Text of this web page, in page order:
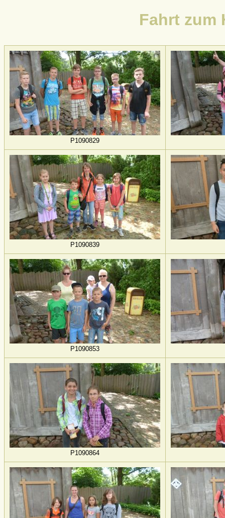
Fahrt zum
P1090829
P1090839
P1090853
P1090864